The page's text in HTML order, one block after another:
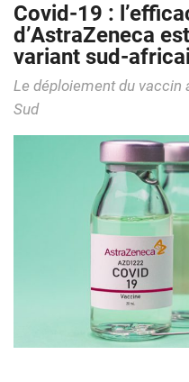
Covid-19 :
d’AstraZeneca
variant sud-
Le déploiement du vaccin
Sud